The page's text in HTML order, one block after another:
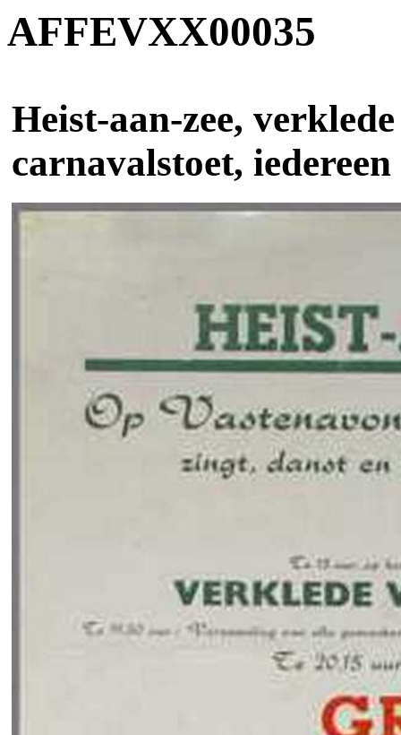
AFFEVXX00035
Heist-aan-zee,
carnavalstoet,